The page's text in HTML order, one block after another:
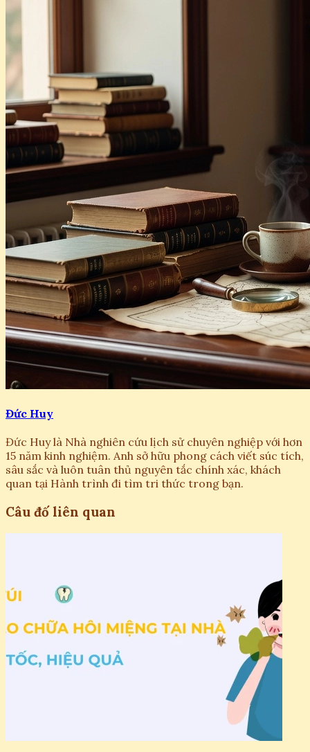
Đức Huy
Đức Huy là Nhà nghiên cứu lịch sử chuyên nghiệp với hơn
15 năm kinh nghiệm. Anh sở hữu phong cách viết súc tích,
sâu sắc và luôn tuân thủ nguyên tắc chính xác, khách
quan tại Hành trình đi tìm tri thức trong bạn.
Câu đố liên quan